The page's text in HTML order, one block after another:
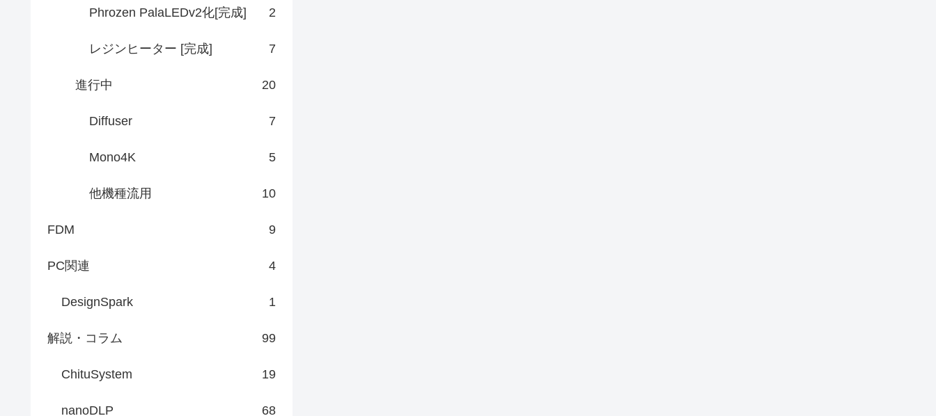
Phrozen PalaLEDv2化[完成] 2
レジンヒーター [完成] 7
進行中 20
Diffuser 7
Mono4K 5
他機種流用 10
FDM 9
PC関連 4
DesignSpark 1
解説・コラム 99
ChituSystem 19
nanoDLP 68